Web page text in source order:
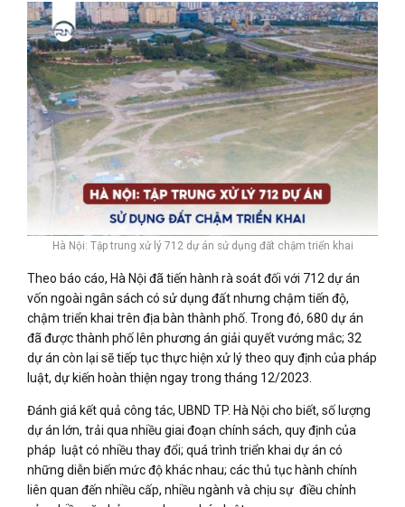
Hà Nội: Tập trung xử lý 712 dự án sử dụng đất chậm triển khai
Theo báo cáo, Hà Nội đã tiến hành rà soát đối với 712 dự án
vốn ngoài ngân sách có sử dụng đất nhưng chậm tiến độ,
chậm triển khai trên địa bàn thành phố. Trong đó, 680 dự án
đã được thành phố lên phương án giải quyết vướng mắc; 32
dự án còn lại sẽ tiếp tục thực hiện xử lý theo quy định của pháp
luật, dự kiến hoàn thiện ngay trong tháng 12/2023.
Đánh giá kết quả công tác, UBND TP. Hà Nội cho biết, số lượng
dự án lớn, trải qua nhiều giai đoạn chính sách, quy định của
pháp luật có nhiều thay đổi; quá trình triển khai dự án có
những diễn biến mức độ khác nhau; các thủ tục hành chính
liên quan đến nhiều cấp, nhiều ngành và chịu sự điều chỉnh